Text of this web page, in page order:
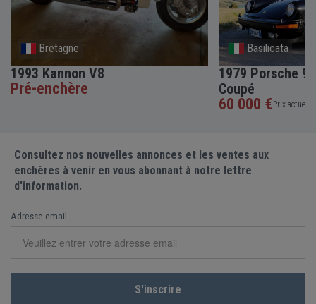
Bretagne
1993 Kannon V8
Pré-enchère
Basilicata
1979 Porsche
Coupé
60 000 € Prix actuel •
Consultez nos nouvelles annonces et les ventes aux
enchères à venir en vous abonnant à notre lettre
d'information.
Adresse email